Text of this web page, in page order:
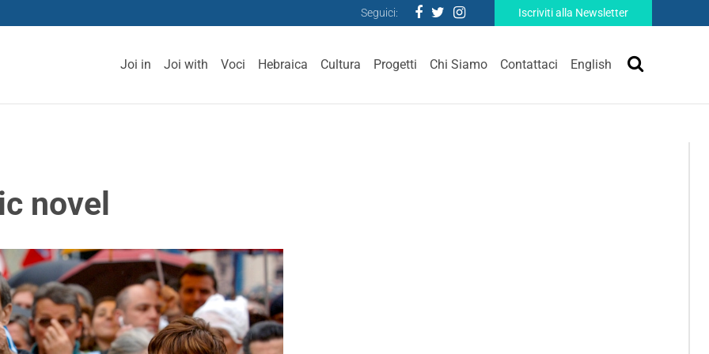
Seguici: Iscriviti alla Newsletter
Joi in Joi with Voci Hebraica Cultura Progetti Chi Siamo Contattaci English
novel